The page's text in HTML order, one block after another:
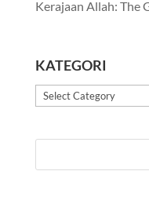
Kerajaan Allah: The
KATEGORI
Kategori